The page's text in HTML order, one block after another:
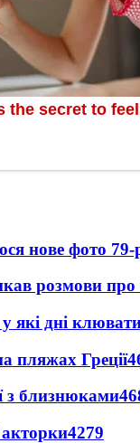
нове фото 79-
розмови
які дні
пляжах Греції
з близнюками
акторки4279